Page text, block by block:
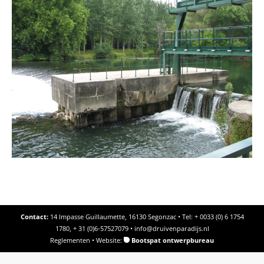
Contact:14 Impasse Guillaumette, 16130 Segonzac • Tel: + 0033 (0) 6 1754
1780, + 31 (0)6-57527079 • info@druivenparadijs.nl
Reglementen • Website: Bootspat ontwerpbureau